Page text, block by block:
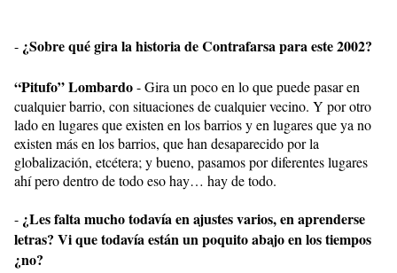
- ¿Sobre qué gira la historia de Contrafarsa para este 2002?
“Pitufo” Lombardo- Gira un poco en lo que puede pasar en
cualquier barrio, con situaciones de cualquier vecino. Y por otro
lado en lugares que existen en los barrios y en lugares que ya no
existen más en los barrios, que han desaparecido por la
globalización, etcétera; y bueno, pasamos por diferentes lugares
ahí pero dentro de todo eso hay… hay de todo.
- ¿Les falta mucho todavía en ajustes varios, en aprenderse
letras? Vi que todavía están un poquito abajo en los tiempos
¿no?